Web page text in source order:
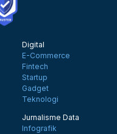
Digital
E-Commerce
Fintech
Startup
Gadget
Teknologi
Jurnalisme Data
Infografik